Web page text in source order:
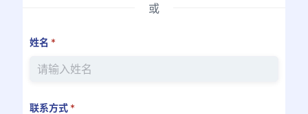
或
姓名 *
联系方式 *